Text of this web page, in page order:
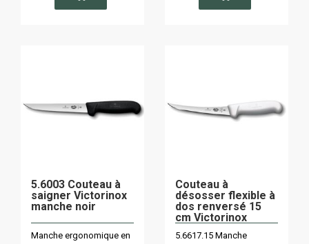
5.6003 Couteau à
saigner Victorinox
manche noir
Manche ergonomique en
Couteau à
désosser flexible à
dos renversé 15
cm Victorinox
manche blanc
5.6617.15 Manche